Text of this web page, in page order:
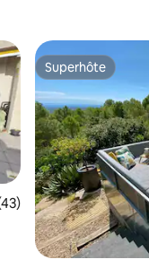
: 4,93 sur 5
moyenne sur la
Superhôte
Superhôte